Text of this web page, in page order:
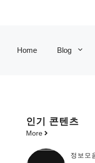
Home Blog
인기 콘텐츠
More
정보모